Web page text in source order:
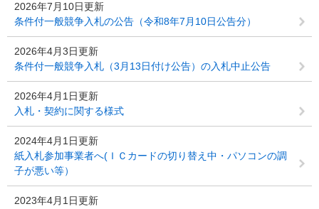
2026年7月10日更新
条件付一般競争入札の公告（令和8年7月10日公告分）
2026年4月3日更新
条件付一般競争入札（3月13日付け公告）の入札中止公告
2026年4月1日更新
入札・契約に関する様式
2024年4月1日更新
紙入札参加事業者へ(ＩＣカードの切り替え中・パソコンの調
子が悪い等）
2023年4月1日更新